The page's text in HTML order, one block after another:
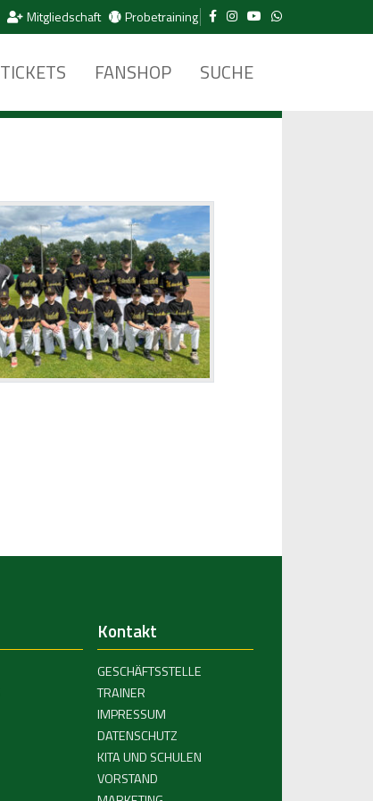
Mitgliedschaft Probetraining
TICKETS FANSHOP SUCHE
Kontakt
GESCHÄFTSSTELLE
TRAINER
IMPRESSUM
DATENSCHUTZ
KITA UND SCHULEN
VORSTAND